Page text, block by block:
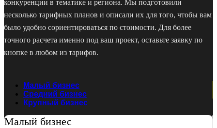
конкуренции в тематике и региона. Мы подготовили
несколько тарифных планов и описали их для того, чтобы вам
было удобно сориентироваться по стоимости. Для более
точного расчета именно под ваш проект, оставьте заявку по
кнопке в любом из тарифов.
Малый бизнес
Средний бизнес
Крупный бизнес
Малый бизнес